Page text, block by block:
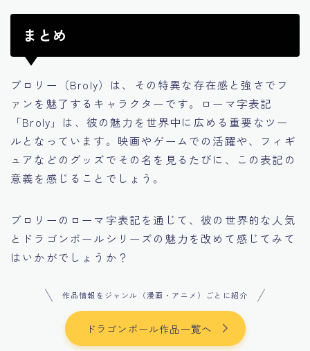
まとめ
ブロリー（Broly）は、その特異な存在感と強さでフ
ァンを魅了するキャラクターです。ローマ字表記
「Broly」は、彼の魅力を世界中に広める重要なツー
ルとなっています。映画やゲームでの活躍や、フィギ
ュアなどのグッズでその名を見るたびに、この表記の
意義を感じることでしょう。
ブロリーのローマ字表記を通じて、彼の世界的な人気
とドラゴンボールシリーズの魅力を改めて感じてみて
はいかがでしょうか？
作品情報をジャンル（漫画・アニメ）ごとに紹介
ドラゴンボール作品一覧へ